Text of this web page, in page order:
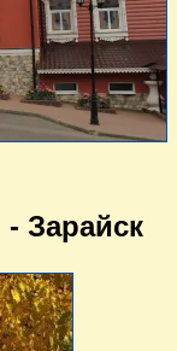
- Зарайск